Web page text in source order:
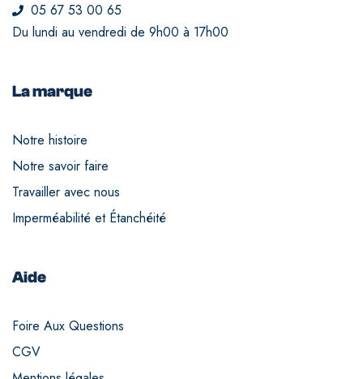
05 67 53 00 65
Du lundi au vendredi de 9h00 à 17h00
La marque
Notre histoire
Notre savoir faire
Travailler avec nous
Imperméabilité et Étanchéité
Aide
Foire Aux Questions
CGV